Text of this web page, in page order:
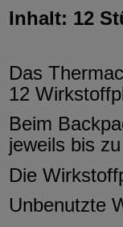
Inhalt: 12
Das
12
Beim
jeweils bis
Die
Unbenutzte